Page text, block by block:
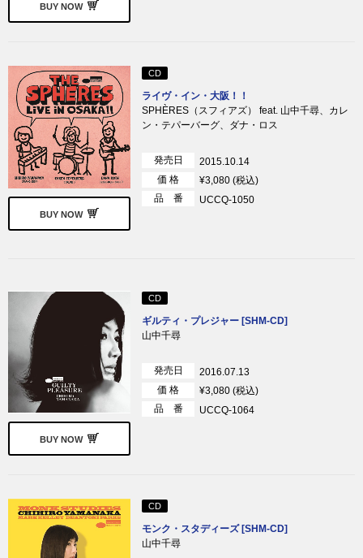
BUY NOW
BUY NOW
CD
ライヴ・イン・大阪！！
SPHÈRES（スフィアズ） feat. 山中千尋、カレ
ン・テパーバーグ、ダナ・ロス
発売日
2015.10.14
価 格
¥3,080 (税込)
品 番
UCCQ-1050
BUY NOW
CD
ギルティ・プレジャー [SHM-CD]
山中千尋
発売日
2016.07.13
価 格
¥3,080 (税込)
品 番
UCCQ-1064
CD
モンク・スタディーズ [SHM-CD]
山中千尋